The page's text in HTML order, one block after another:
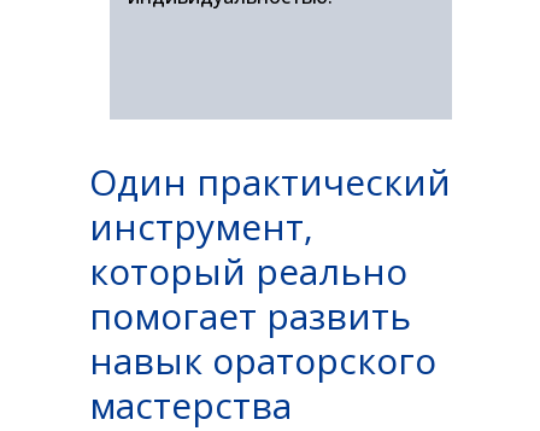
Один практический
инструмент,
который реально
помогает развить
навык ораторского
мастерства